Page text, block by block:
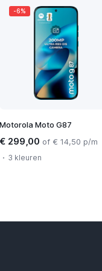
-6%
Motorola Moto G87
€ 299,00 of € 14,50 p/m
3 kleuren